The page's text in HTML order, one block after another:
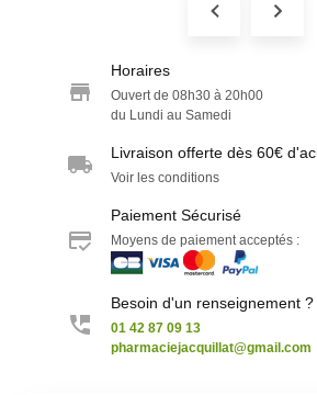
Horaires
Ouvert de 08h30 à 20h00
du Lundi au Samedi
Livraison offerte dès 60€
Voir les conditions
Paiement Sécurisé
Moyens de paiement acceptés :
Besoin d'un renseignement ?
01 42 87 09 13
pharmaciejacquillat@gmail.com